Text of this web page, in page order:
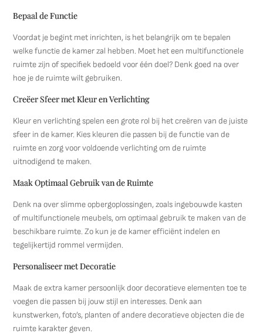
Bepaal de Functie
Voordat je begint met inrichten, is het belangrijk om te bepalen
welke functie de kamer zal hebben. Moet het een multifunctionele
ruimte zijn of specifiek bedoeld voor één doel? Denk goed na over
hoe je de ruimte wilt gebruiken.
Creëer Sfeer met Kleur en Verlichting
Kleur en verlichting spelen een grote rol bij het creëren van de juiste
sfeer in de kamer. Kies kleuren die passen bij de functie van de
ruimte en zorg voor voldoende verlichting om de ruimte
uitnodigend te maken.
Maak Optimaal Gebruik van de Ruimte
Denk na over slimme opbergoplossingen, zoals ingebouwde kasten
of multifunctionele meubels, om optimaal gebruik te maken van de
beschikbare ruimte. Zo kun je de kamer efficiënt indelen en
tegelijkertijd rommel vermijden.
Personaliseer met Decoratie
Maak de extra kamer persoonlijk door decoratieve elementen toe te
voegen die passen bij jouw stijl en interesses. Denk aan
kunstwerken, foto’s, planten of andere decoratieve objecten die de
ruimte karakter geven.